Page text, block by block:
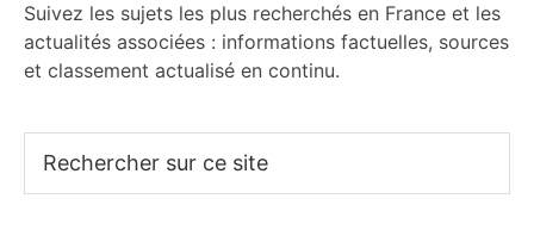
Suivez les sujets les plus recherchés en France et les
actualités associées : informations factuelles, sources
et classement actualisé en continu.
sur